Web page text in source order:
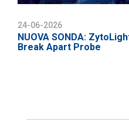
24-06-2026
NUOVA SONDA:
Break Apart Probe